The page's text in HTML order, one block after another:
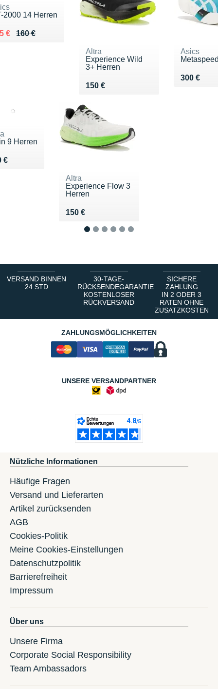
2000 14 Herren
160 €
lieu de 160 €
€ 115 €
Altra
Experience Wild
3+ Herren
150 €
Vendu 150 €
Asics
300 €
Vendu
9 Herren
€ 160 €
Altra
Experience Flow 3
Herren
150 €
Vendu 150 €
VERSAND BINNEN
24 STD
30-TAGE-
RÜCKSENDEGARANTIE
KOSTENLOSER
RÜCKVERSAND
SICHERE
ZAHLUNG
IN 2 ODER 3
RATEN OHNE
ZUSATZKOSTEN
ZAHLUNGSMÖGLICHKEITEN
UNSERE VERSANDPARTNER
Nützliche Informationen
Häufige Fragen
Versand und Lieferarten
Artikel zurücksenden
AGB
Cookies-Politik
Meine Cookies-Einstellungen
Datenschutzpolitik
Barrierefreiheit
Impressum
Über uns
Unsere Firma
Corporate Social Responsibility
Team Ambassadors